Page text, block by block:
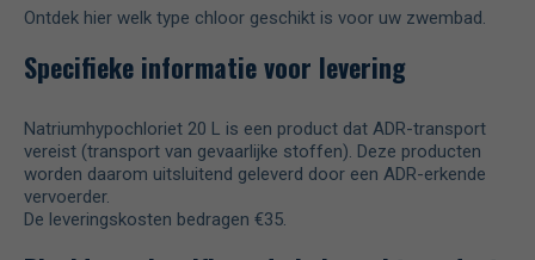
Ontdek hier welk type chloor geschikt is voor uw zwembad.
Specifieke informatie voor levering
Natriumhypochloriet 20 L is een product dat ADR-transport
vereist (transport van gevaarlijke stoffen). Deze producten
worden daarom uitsluitend geleverd door een ADR-erkende
vervoerder.
De leveringskosten bedragen €35.